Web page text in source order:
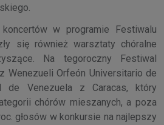
w programie Festiwalu
się również warsztaty chóralne
Na tegoroczny Festiwal
Wenezueli Orfeón Universitario de
de Venezuela z Caracas, który
chórów mieszanych, a poza
głosów w konkursie na najlepszy